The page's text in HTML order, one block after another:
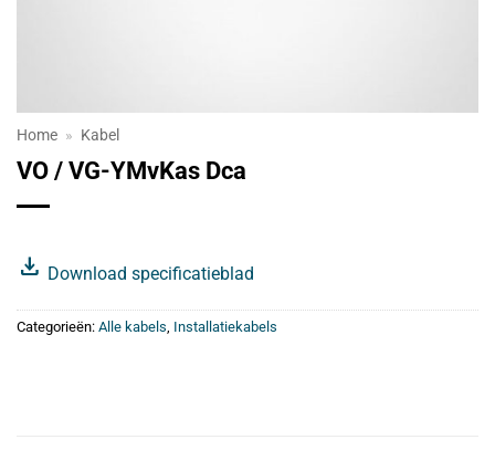
Home » Kabel
VO / VG-YMvKas Dca
download Download specificatieblad
Categorieën: Alle kabels, Installatiekabels